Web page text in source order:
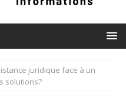
juridique face à un
solutions?